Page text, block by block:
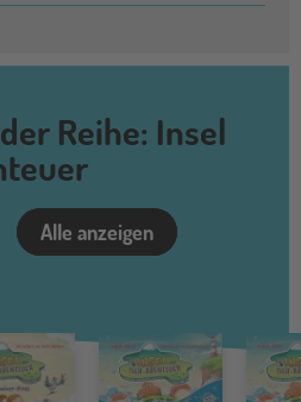
Reihe: Insel
Alle anzeigen